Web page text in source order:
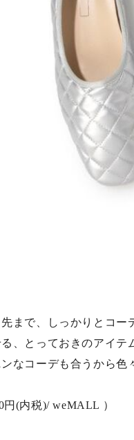
まで、しっかりとコー
、とっておきのアイ
なコーデも合うから色
(内税)/ weMALL ）